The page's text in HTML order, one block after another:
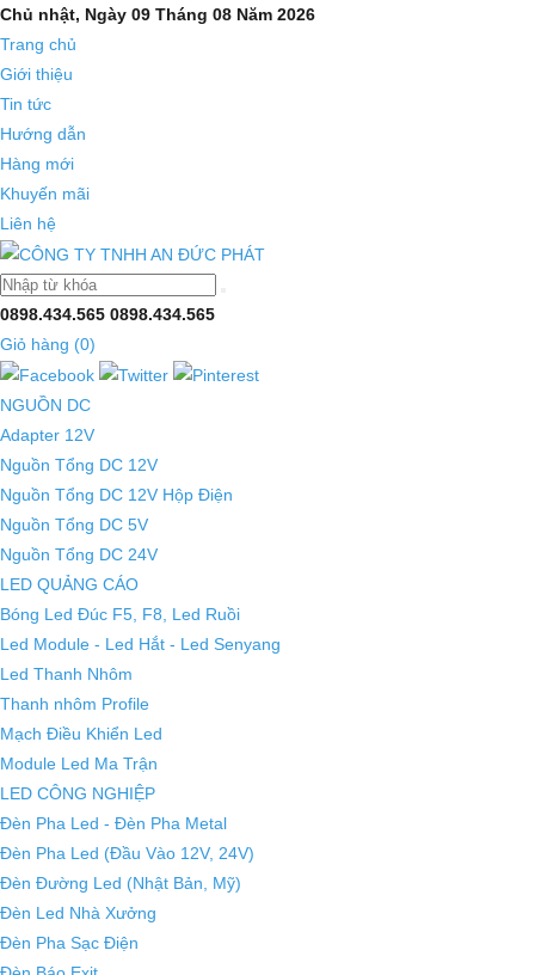
Chủ nhật, Ngày 09 Tháng 08 Năm 2026
Trang chủ
Giới thiệu
Tin tức
Hướng dẫn
Hàng mới
Khuyến mãi
Liên hệ
0898.434.565 0898.434.565
Giỏ hàng (0)
NGUỒN DC
Adapter 12V
Nguồn Tổng DC 12V
Nguồn Tổng DC 12V Hộp Điện
Nguồn Tổng DC 5V
Nguồn Tổng DC 24V
LED QUẢNG CÁO
Bóng Led Đúc F5, F8, Led Ruồi
Led Module - Led Hắt - Led Senyang
Led Thanh Nhôm
Thanh nhôm Profile
Mạch Điều Khiển Led
Module Led Ma Trận
LED CÔNG NGHIỆP
Đèn Pha Led - Đèn Pha Metal
Đèn Pha Led (Đầu Vào 12V, 24V)
Đèn Đường Led (Nhật Bản, Mỹ)
Đèn Led Nhà Xưởng
Đèn Pha Sạc Điện